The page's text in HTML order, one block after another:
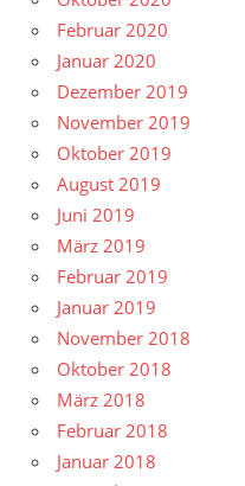
Februar 2020
Januar 2020
Dezember 2019
November 2019
Oktober 2019
August 2019
Juni 2019
März 2019
Februar 2019
Januar 2019
November 2018
Oktober 2018
März 2018
Februar 2018
Januar 2018